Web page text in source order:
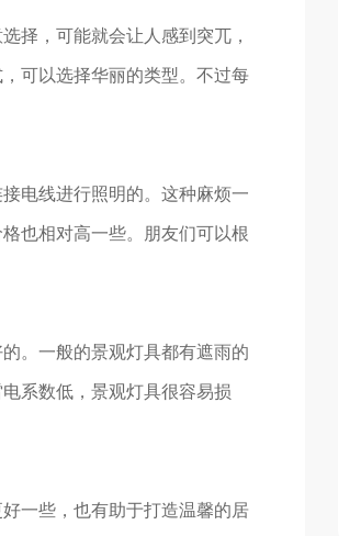
择，可能就会让人感到突兀，
可以选择华丽的类型。不过每
电线进行照明的。这种麻烦一
也相对高一些。朋友们可以根
。一般的景观灯具都有遮雨的
系数低，景观灯具很容易损
一些，也有助于打造温馨的居